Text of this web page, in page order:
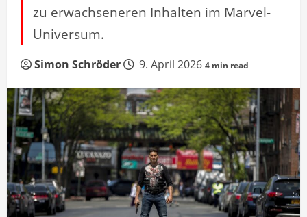
zu erwachseneren Inhalten im Marvel-
Universum.
Simon Schröder 9. April 2026 4 min read